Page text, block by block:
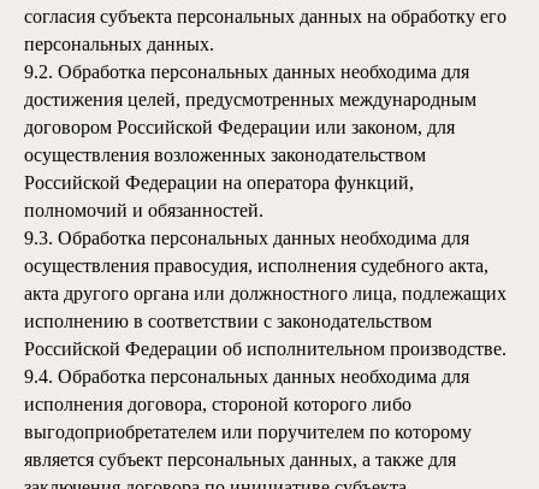
согласия субъекта персональных данных на обработку его
персональных данных.
9.2. Обработка персональных данных необходима для
достижения целей, предусмотренных международным
договором Российской Федерации или законом, для
осуществления возложенных законодательством
Российской Федерации на оператора функций,
полномочий и обязанностей.
9.3. Обработка персональных данных необходима для
осуществления правосудия, исполнения судебного акта,
акта другого органа или должностного лица, подлежащих
исполнению в соответствии с законодательством
Российской Федерации об исполнительном производстве.
9.4. Обработка персональных данных необходима для
исполнения договора, стороной которого либо
выгодоприобретателем или поручителем по которому
является субъект персональных данных, а также для